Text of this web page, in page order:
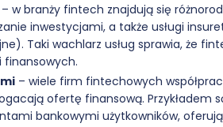
w branży fintech znajdują się
inwestycjami, a także usługi
Taki wachlarz usług sprawia, że
– wiele firm fintechowych
ofertę finansową. Przykładem
bankowymi użytkowników,